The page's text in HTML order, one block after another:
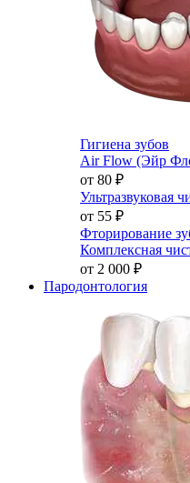
Гигиена зубов
Air Flow (Эйр
от 80 ₽
Ультразвуковая
от 55 ₽
Фторирование
Комплексная
от 2 000 ₽
Пародонтология